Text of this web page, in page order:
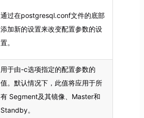
通过在postgresql.conf文件的底部
添加新的设置来改变配置参数的设
置。
用于由-c选项指定的配置参数的
值。默认情况下，此值将应用于所
有 Segment及其镜像、Master和
Standby。